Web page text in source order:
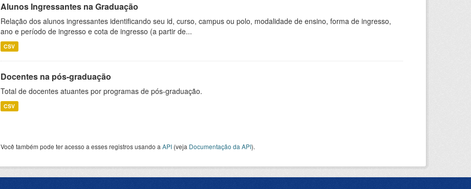
Alunos Ingressantes na Graduação
Relação dos alunos ingressantes identificando seu id, curso, campus ou polo, modalidade de ensino, forma de ingresso,
ano e período de ingresso e cota de ingresso (a partir de...
CSV
Docentes na pós-graduação
Total de docentes atuantes por programas de pós-graduação.
CSV
Você também pode ter acesso a esses registros usando a API (veja Documentação da API).